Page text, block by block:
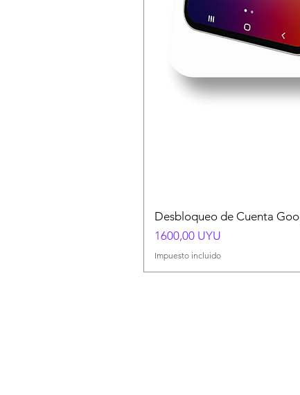
Desbloqueo de Cuenta
Precio
1600,00 UYU
Impuesto incluido